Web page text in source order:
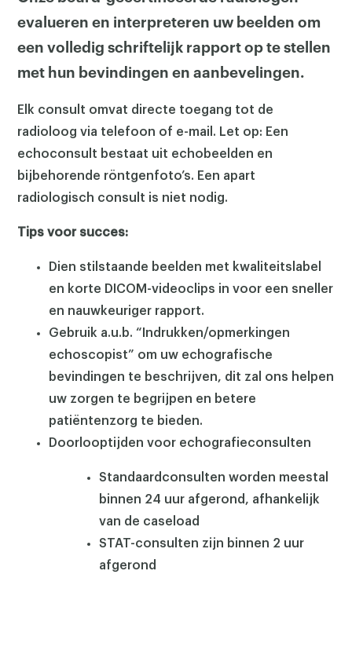
evalueren en interpreteren uw beelden om
een volledig schriftelijk rapport op te stellen
met hun bevindingen en aanbevelingen.
Elk consult omvat directe toegang tot de
radioloog via telefoon of e-mail. Let op: Een
echoconsult bestaat uit echobeelden en
bijbehorende röntgenfoto’s. Een apart
radiologisch consult is niet nodig.
Tips voor succes:
Dien stilstaande beelden met kwaliteitslabel
en korte DICOM-videoclips in voor een sneller
en nauwkeuriger rapport.
Gebruik a.u.b. “Indrukken/opmerkingen
echoscopist” om uw echografische
bevindingen te beschrijven, dit zal ons helpen
uw zorgen te begrijpen en betere
patiëntenzorg te bieden.
Doorlooptijden voor echografieconsulten
Standaardconsulten worden meestal
binnen 24 uur afgerond, afhankelijk
van de caseload
STAT-consulten zijn binnen 2 uur
afgerond